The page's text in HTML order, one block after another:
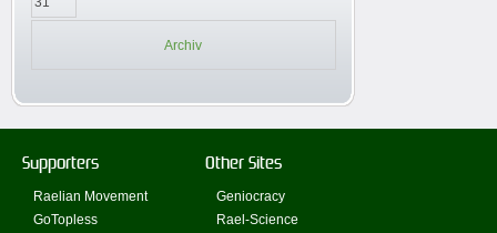
Archiv
Supporters
Raelian Movement
GoTopless
Other Sites
Geniocracy
Rael-Science